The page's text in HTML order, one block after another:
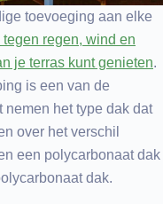
toevoeging aan elke
regen, wind en
je terras kunt genieten.
is een van de
het type dak dat
over het verschil
een polycarbonaat dak
dak.